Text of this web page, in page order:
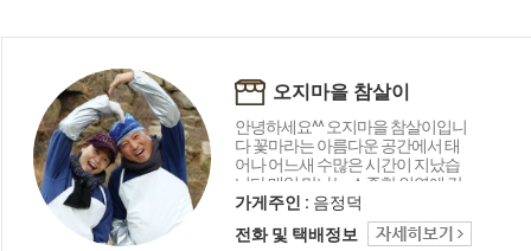
오지마을 참살이
안녕하세요^^ 오지마을 참살이입니
다 꽃마라는 아름다운 공간에서 태
어나 어느새 수많은 시간이 지났습
니다 매일 만나는 소중한 인연에 감
사드리며 오늘도 좋은 상품 감사의
마음을 담아 행복 미소로 전해드립
니다 함께해 주셔서 고맙습니다 ^_^
가게주인 : 음정덕
전화 및 택배정보